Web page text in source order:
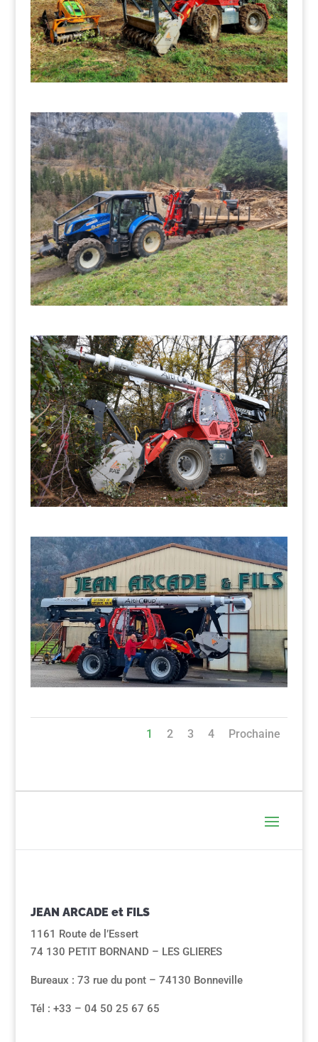
1 2 3 4 Prochaine
JEAN ARCADE et FILS
1161 Route de l’Essert
74 130 PETIT BORNAND – LES GLIERES
Bureaux : 73 rue du pont – 74130 Bonneville
Tél : +33 – 04 50 25 67 65